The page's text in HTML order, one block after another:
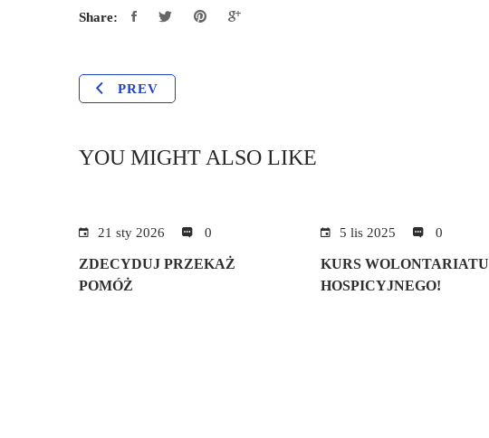
Share:
PREV
YOU MIGHT ALSO LIKE
21 sty 2026 0
ZDECYDUJ PRZEKAŻ
POMÓŻ
5 lis 2025 0
KURS WOLONTARIATU
HOSPICYJNEGO!